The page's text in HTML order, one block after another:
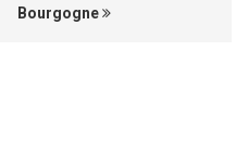
Bourgogne